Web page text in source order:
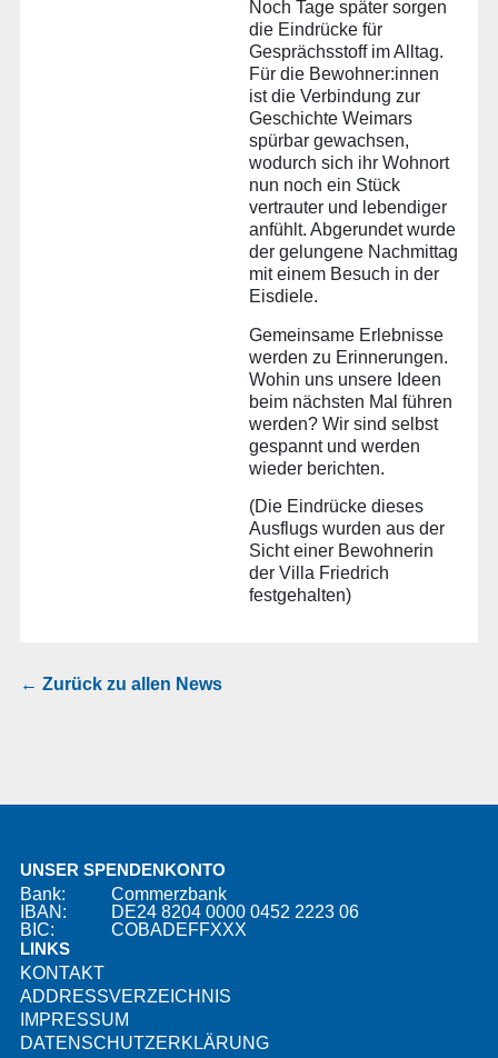
Noch Tage später sorgen
die Eindrücke für
Gesprächsstoff im Alltag.
Für die Bewohner:innen
ist die Verbindung zur
Geschichte Weimars
spürbar gewachsen,
wodurch sich ihr Wohnort
nun noch ein Stück
vertrauter und lebendiger
anfühlt. Abgerundet wurde
der gelungene Nachmittag
mit einem Besuch in der
Eisdiele.
Gemeinsame Erlebnisse
werden zu Erinnerungen.
Wohin uns unsere Ideen
beim nächsten Mal führen
werden? Wir sind selbst
gespannt und werden
wieder berichten.
(Die Eindrücke dieses
Ausflugs wurden aus der
Sicht einer Bewohnerin
der Villa Friedrich
festgehalten)
← Zurück zu allen News
UNSER SPENDENKONTO
Bank:
Commerzbank
IBAN:
DE24 8204 0000 0452 2223 06
BIC:
COBADEFFXXX
LINKS
KONTAKT
ADDRESSVERZEICHNIS
IMPRESSUM
DATENSCHUTZERKLÄRUNG